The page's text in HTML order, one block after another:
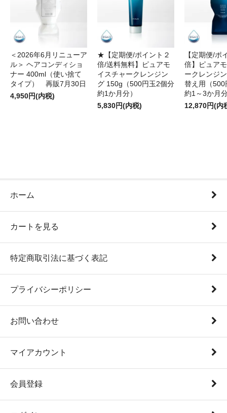
＜2026年6月リニューア
ル＞ ヘアコンディショ
ナー 400ml（使い捨て
タイプ） 再販7月30日
4,950円(内税)
★【定期便/ポイント２
倍/送料無料】ピュアモ
イスチャークレンジン
グ 150g（500円玉2個分
約1か月分）
5,830円(内税)
【定期便/ポ
倍】ピュア
ークレンジ
替え用（500
約1～3か月
12,870円(内
ホーム
カートを見る
特定商取引法に基づく表記
プライバシーポリシー
お問い合わせ
マイアカウント
会員登録